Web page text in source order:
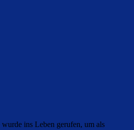
ins Leben gerufen, um als